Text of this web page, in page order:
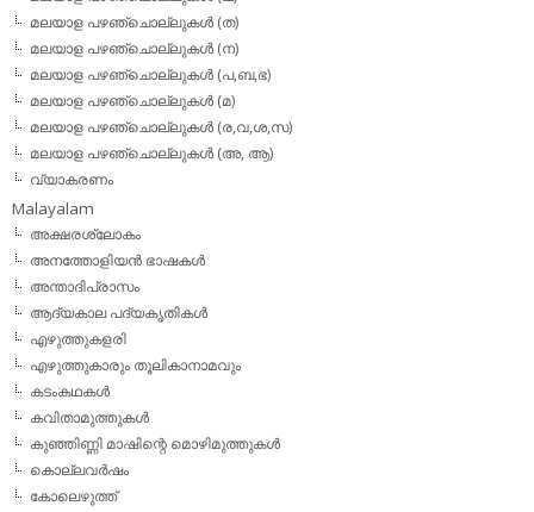
മലയാള പഴഞ്ചൊല്ലുകള്‍ (ത)
മലയാള പഴഞ്ചൊല്ലുകള്‍ (ന)
മലയാള പഴഞ്ചൊല്ലുകള്‍ (പ,ബ,ഭ)
മലയാള പഴഞ്ചൊല്ലുകള്‍ (മ)
മലയാള പഴഞ്ചൊല്ലുകള്‍ (ര,വ,ശ,സ)
മലയാള പഴഞ്ചൊല്ലുകൾ (അ, ആ)
വ്യാകരണം
Malayalam
അക്ഷരശ്ലോകം
അനത്തോളിയന്‍ ഭാഷകള്‍
അന്താദിപ്രാസം
ആദ്യകാല പദ്യകൃതികള്‍
എഴുത്തുകളരി
എഴുത്തുകാരും തൂലികാനാമവും
കടംകഥകള്‍
കവിതാമുത്തുകള്‍
കുഞ്ഞിണ്ണി മാഷിന്റെ മൊഴിമുത്തുകള്‍
കൊല്ലവര്‍ഷം
കോലെഴുത്ത്